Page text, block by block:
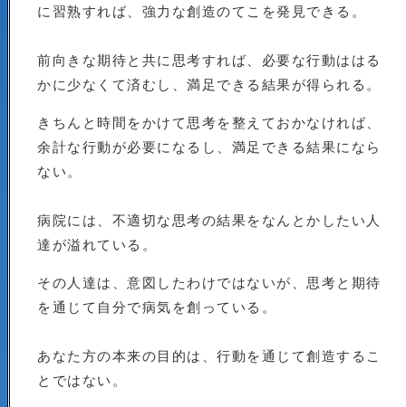
に習熟すれば、強力な創造のてこを発見できる。
前向きな期待と共に思考すれば、必要な行動ははる
かに少なくて済むし、満足できる結果が得られる。
きちんと時間をかけて思考を整えておかなければ、
余計な行動が必要になるし、満足できる結果になら
ない。
病院には、不適切な思考の結果をなんとかしたい人
達が溢れている。
その人達は、意図したわけではないが、思考と期待
を通じて自分で病気を創っている。
あなた方の本来の目的は、行動を通じて創造するこ
とではない。